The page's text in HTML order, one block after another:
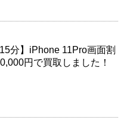
分】iPhone 11Pro画面割
円で買取しました！